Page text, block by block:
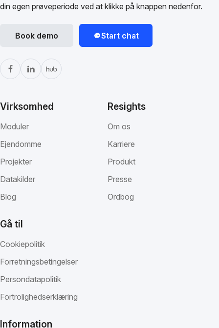
din egen prøveperiode ved at klikke på knappen nedenfor.
Book demo Start chat
Virksomhed
Moduler
Ejendomme
Projekter
Datakilder
Blog
Resights
Om os
Karriere
Produkt
Presse
Ordbog
Gå til
Cookiepolitik
Forretningsbetingelser
Persondatapolitik
Fortrolighedserklæring
Information